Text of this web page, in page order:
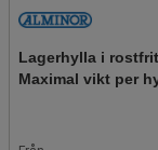
Lagerhylla i
Maximal vikt per